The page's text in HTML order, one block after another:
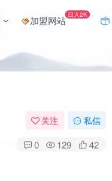
加盟网站 日入2K
关注 私信
0 129 42